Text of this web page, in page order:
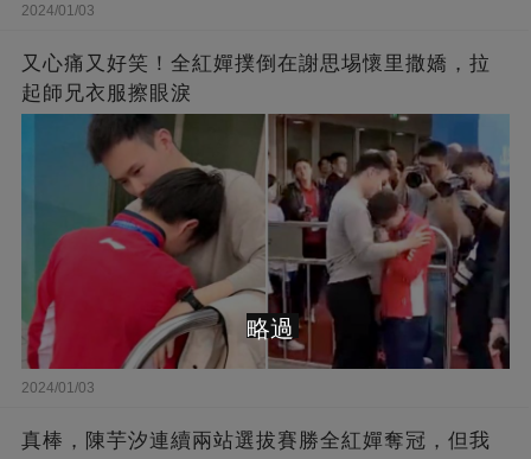
2024/01/03
又心痛又好笑！全紅嬋撲倒在謝思埸懷里撒嬌，拉
起師兄衣服擦眼淚
2024/01/03
真棒，陳芋汐連續兩站選拔賽勝全紅嬋奪冠，但我
略過